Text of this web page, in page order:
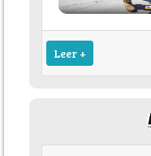
Leer +